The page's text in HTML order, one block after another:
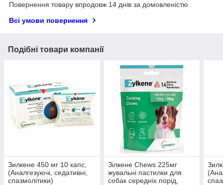
Повернення товару впродовж 14 днів за домовленістю
Всі умови повернення
Подібні товари компанії
Зилкене 450 мг 10 капс,
(Аналгезуючі, седативні,
спазмолітики)
Зілкене Chews 225мг
жувальні пастилки для
собак середніх порід,